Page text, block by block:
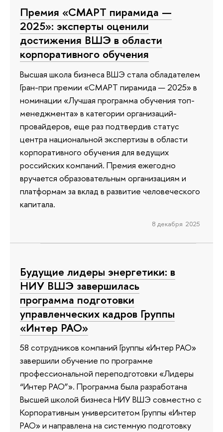
Премия «СМАРТ пирамида —
2025»: эксперты оценили
достижения ВШЭ в области
корпоративного обучения
Высшая школа бизнеса ВШЭ стала обладателем
Гран-при премии «СМАРТ пирамида — 2025» в
номинации «Лучшая программа обучения топ-
менеджмента» в категории организаций-
провайдеров, еще раз подтвердив статус
центра национальной экспертизы в области
корпоративного обучения для ведущих
российских компаний. Премия ежегодно
вручается образовательным организациям и
платформам за вклад в развитие человеческого
капитала.
8 декабря 2025
Будущие лидеры энергетики: в
НИУ ВШЭ завершилась
программа подготовки
управленческих кадров Группы
«Интер РАО»
58 сотрудников компаний Группы «Интер РАО»
завершили обучение по программе
профессиональной переподготовки «Лидеры
“Интер РАО”». Программа была разработана
Высшей школой бизнеса НИУ ВШЭ совместно с
Корпоративным университетом Группы «Интер
РАО» и направлена на системную подготовку